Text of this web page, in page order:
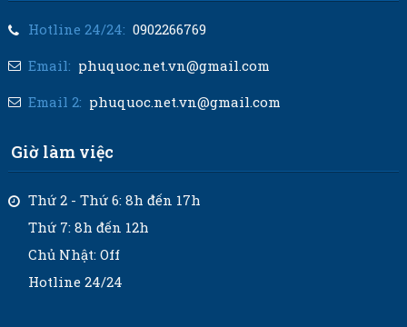
Hotline 24/24: 0902266769
Email: phuquoc.net.vn@gmail.com
Email 2: phuquoc.net.vn@gmail.com
Giờ làm việc
Thứ 2 - Thứ 6: 8h đến 17h
Thứ 7: 8h đến 12h
Chủ Nhật: Off
Hotline 24/24